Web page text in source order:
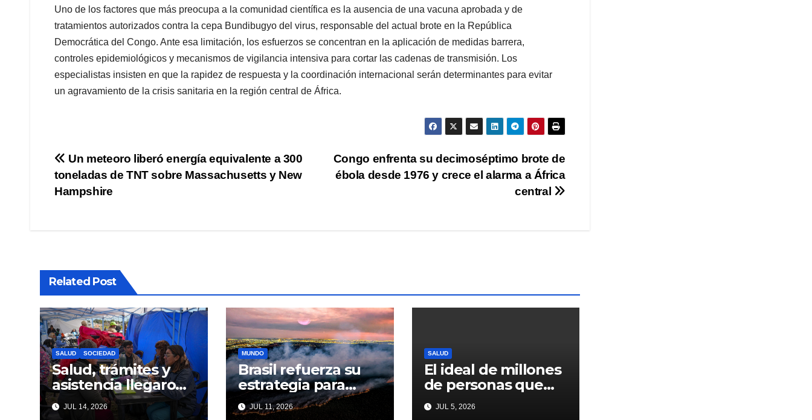
Uno de los factores que más preocupa a la comunidad científica es la ausencia de una vacuna aprobada y de
tratamientos autorizados contra la cepa Bundibugyo del virus, responsable del actual brote en la República
Democrática del Congo. Ante esa limitación, los esfuerzos se concentran en la aplicación de medidas barrera,
controles epidemiológicos y mecanismos de vigilancia intensiva para cortar las cadenas de transmisión. Los
especialistas insisten en que la rapidez de respuesta y la coordinación internacional serán determinantes para evitar
un agravamiento de la crisis sanitaria en la región central de África.
Navegación
de
Congo enfrenta su decimoséptimo brote de
ébola desde 1976 y crece el alarma a África
central
Un meteoro liberó energía equivalente a 300
toneladas de TNT sobre Massachusetts y New
Hampshire
Related Post
SALUD SOCIEDAD
Salud, trámites y
asistencia llegaron
a Pirayuí Nuevo con
un operativo de
JUL 14, 2026
MUNDO
Brasil refuerza su
estrategia para
enfrentar los
efectos de El Niño
JUL 11, 2026
SALUD
El ideal de millones
de personas que
pesa sobre los
futbolistas: “Toda
JUL 5, 2026